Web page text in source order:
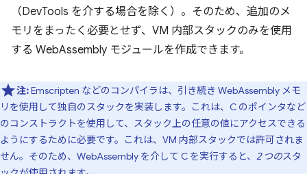
（DevTools を介する場合を除く）。そのため、追加のメ
モリをまったく必要とせず、VM 内部スタックのみを使用
する WebAssembly モジュールを作成できます。
注:Emscripten などのコンパイラは、引き続き WebAssembly メモ
リを使用して独自のスタックを実装します。これは、C のポインタなど
のコンストラクトを使用して、スタック上の任意の値にアクセスできる
ようにするために必要です。これは、VM 内部スタックでは許可されま
せん。そのため、WebAssembly を介して C を実行すると、 2 つのスタ